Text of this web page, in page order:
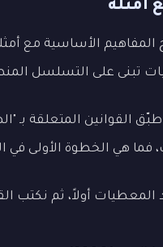
أمثلة
المفاهيم الأساسية مع
تبنى على التسلسل
طبّق القوانين المتعلقة بـ
فما هي الخطوة الأولى في
المعطيات أولاً، ثم نكتب